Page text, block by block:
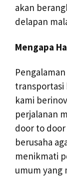
akan
delapan
Mengapa
transportasi
kami
perjalanan
door to
berusaha
menikmati
umum yang